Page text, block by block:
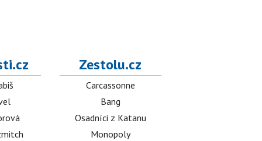
Zestolu.cz
Carcassonne
Bang
Osadníci z Katanu
Monopoly